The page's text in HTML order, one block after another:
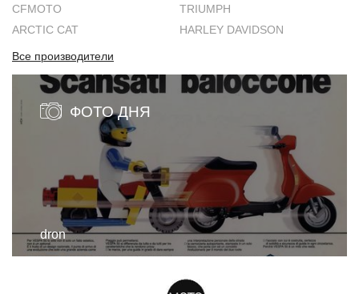
CFMOTO
TRIUMPH
ARCTIC CAT
HARLEY DAVIDSON
Все производители
ФОТО ДНЯ
dron